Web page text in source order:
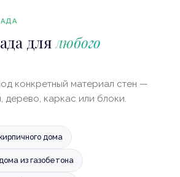
длялюбого
конкретный материал стен —
дерево, каркас или блоки.
дома
из газобетона